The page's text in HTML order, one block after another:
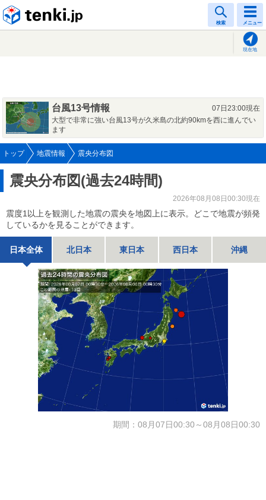
検索 メニュー
現在地
台風13号情報
07日23:00現在
大型で非常に強い台風13号が久米島の北約90kmを西に進んでい
ます
トップ 地震情報 震央分布図
震央分布図(過去24時間)
2026年08月08日00:30現在
震度1以上を観測した地震の震央を地図上に表示。どこで地震が頻発
しているかを見ることができます。
日本全体 北日本 東日本 西日本 沖縄
期間：08月07日00:30～08月08日00:30